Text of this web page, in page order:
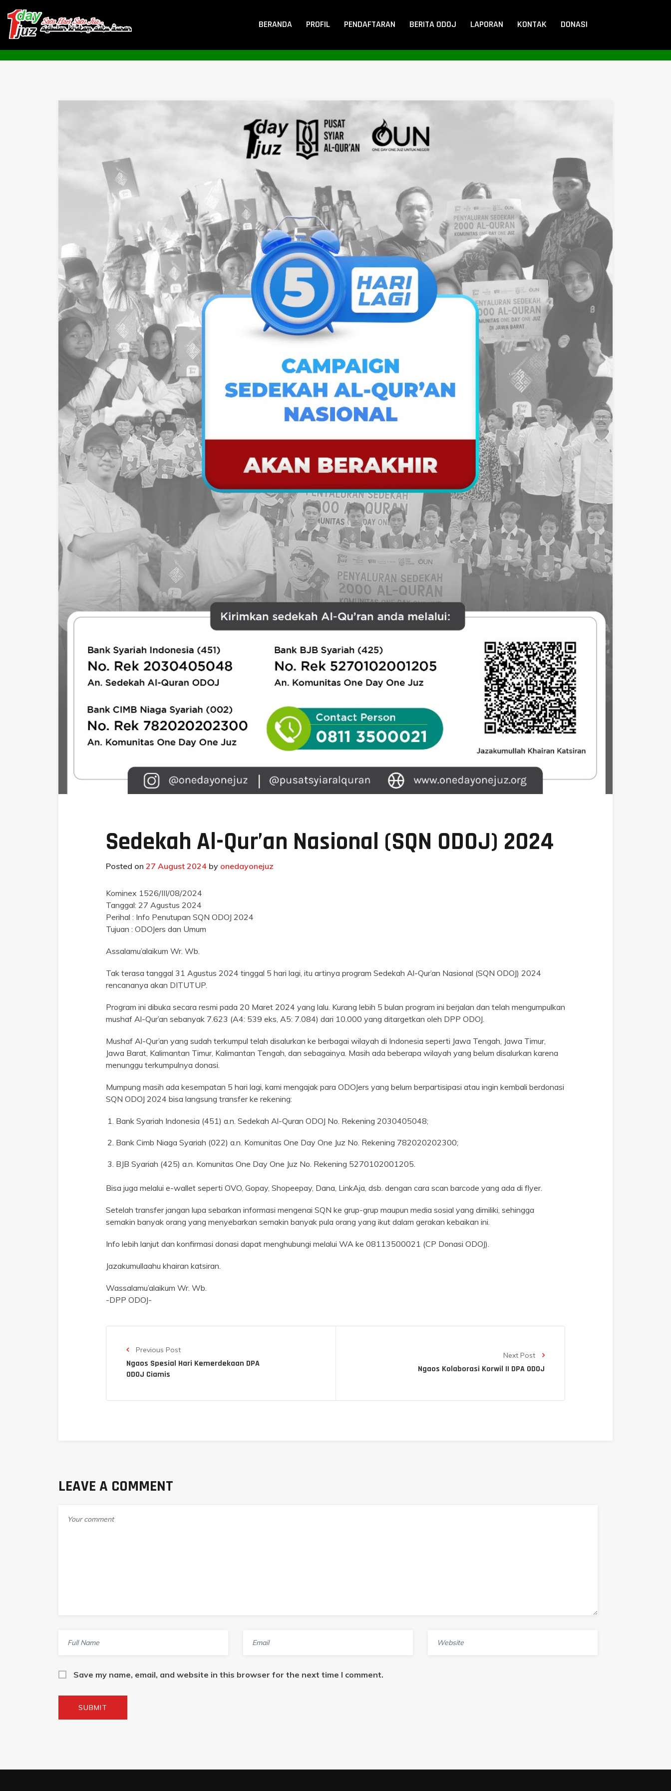
BERANDA PROFIL PENDAFTARAN BERITA ODOJ LAPORAN KONTAK DONASI
Sedekah Al-Qur’an Nasional (SQN ODOJ) 2024
Posted on 27 August 2024 by onedayonejuz
Kominex 1526/III/08/2024
Tanggal: 27 Agustus 2024
Perihal : Info Penutupan SQN ODOJ 2024
Tujuan : ODOJers dan Umum
Assalamu’alaikum Wr. Wb.
Tak terasa tanggal 31 Agustus 2024 tinggal 5 hari lagi, itu artinya program Sedekah Al-Qur’an Nasional (SQN ODOJ) 2024
rencananya akan DITUTUP.
Program ini dibuka secara resmi pada 20 Maret 2024 yang lalu. Kurang lebih 5 bulan program ini berjalan dan telah mengumpulkan
mushaf Al-Qur’an sebanyak 7.623 (A4: 539 eks, A5: 7.084) dari 10.000 yang ditargetkan oleh DPP ODOJ.
Mushaf Al-Qur’an yang sudah terkumpul telah disalurkan ke berbagai wilayah di Indonesia seperti Jawa Tengah, Jawa Timur,
Jawa Barat, Kalimantan Timur, Kalimantan Tengah, dan sebagainya. Masih ada beberapa wilayah yang belum disalurkan karena
menunggu terkumpulnya donasi.
Mumpung masih ada kesempatan 5 hari lagi, kami mengajak para ODOJers yang belum berpartisipasi atau ingin kembali berdonasi
SQN ODOJ 2024 bisa langsung transfer ke rekening:
Bank Syariah Indonesia (451) a.n. Sedekah Al-Quran ODOJ No. Rekening 2030405048;
Bank Cimb Niaga Syariah (022) a.n. Komunitas One Day One Juz No. Rekening 782020202300;
BJB Syariah (425) a.n. Komunitas One Day One Juz No. Rekening 5270102001205.
Bisa juga melalui e-wallet seperti OVO, Gopay, Shopeepay, Dana, LinkAja, dsb. dengan cara scan barcode yang ada di flyer.
Setelah transfer jangan lupa sebarkan informasi mengenai SQN ke grup-grup maupun media sosial yang dimiliki, sehingga
semakin banyak orang yang menyebarkan semakin banyak pula orang yang ikut dalam gerakan kebaikan ini.
Info lebih lanjut dan konfirmasi donasi dapat menghubungi melalui WA ke 08113500021 (CP Donasi ODOJ).
Jazakumullaahu khairan katsiran.
Wassalamu’alaikum Wr. Wb.
-DPP ODOJ-
Previous Post
Ngaos Spesial Hari Kemerdekaan DPA
ODOJ Ciamis
Next Post
Ngaos Kolaborasi Korwil II DPA ODOJ
LEAVE A COMMENT
Save my name, email, and website in this browser for the next time I comment.